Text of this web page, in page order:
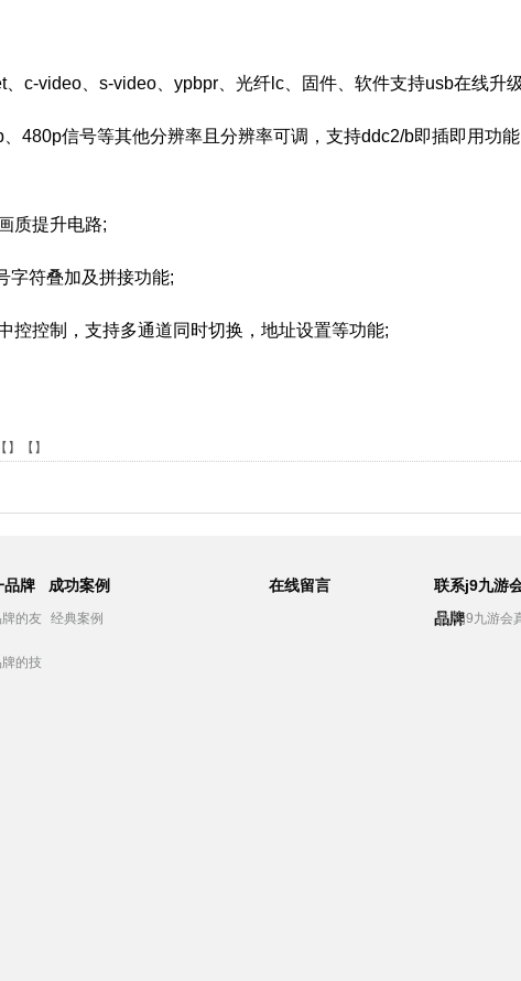
c-video、s-video、ypbpr、光纤lc、固件、软件支持usb在线升
480p信号等其他分辨率且分辨率可调，支持ddc2/b即插即用功
质提升电路;
字符叠加及拼接功能;
控控制，支持多通道同时切换，地址设置等功能;
【】【】
品牌
的友
的技
成功案例
经典案例
在线留言
联系j9九游
品牌
联系j9九游会